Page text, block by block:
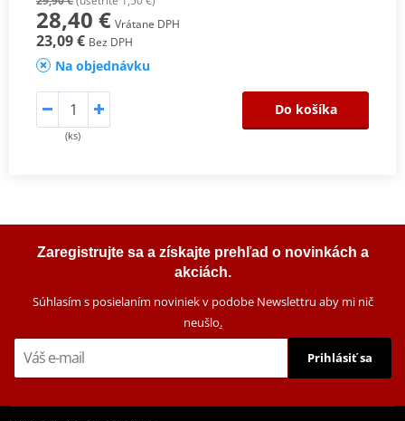
28,40 € Vrátane DPH
23,09 € Bez DPH
Na objednávku
(ks)
Do košíka
Zaregistrujte sa a získajte prehľad o novinkách a
akciách.
Súhlasím s posielaním noviniek v podobe Newslettru aby mi nič
neušlo.
Prihlásiť sa